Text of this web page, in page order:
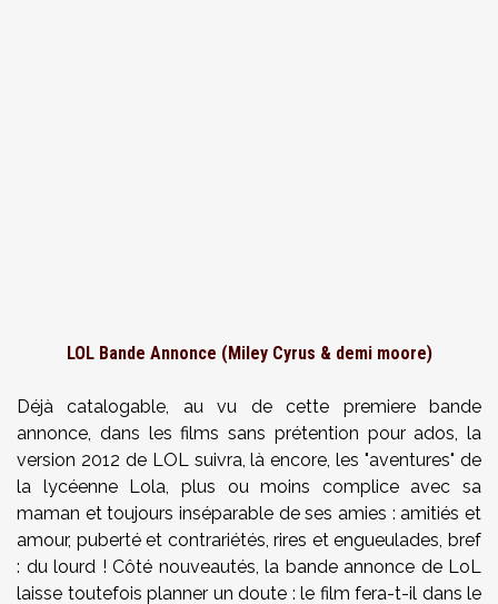
LOL Bande Annonce (Miley Cyrus & demi moore)
Déjà catalogable, au vu de cette premiere bande
annonce, dans les films sans prétention pour ados, la
version 2012 de LOL suivra, là encore, les "aventures" de
la lycéenne Lola, plus ou moins complice avec sa
maman et toujours inséparable de ses amies : amitiés et
amour, puberté et contrariétés, rires et engueulades, bref
: du lourd ! Côté nouveautés, la bande annonce de LoL
laisse toutefois planner un doute : le film fera-t-il dans le